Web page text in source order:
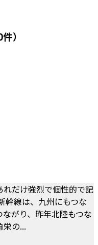
）
だけ強烈で個性的で記
幹線は、九州にもつな
がり、昨年北陸もつな
栄の...